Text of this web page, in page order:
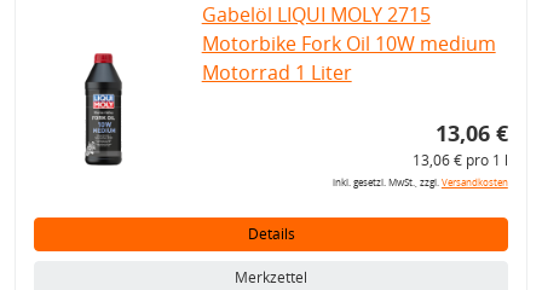
Gabelöl LIQUI MOLY 2715
Motorbike Fork Oil 10W medium
Motorrad 1 Liter
13,06 €
13,06 € pro 1 l
inkl. gesetzl. MwSt., zzgl.Versandkosten
Details
Merkzettel